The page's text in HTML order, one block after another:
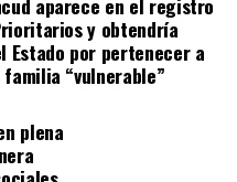
se logró reunir el dinero y,
circulando por
de Tomás Ross.
y obtendría
Estado por pertenecer a
“vulnerable”
plena